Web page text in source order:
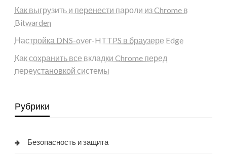
Как выгрузить и перенести пароли из Chrome в
Bitwarden
Настройка DNS-over-HTTPS в браузере Edge
Как сохранить все вкладки Chrome перед
переустановкой системы
Рубрики
Безопасность и защита